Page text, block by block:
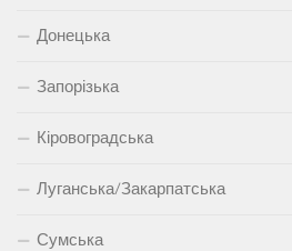
Донецька
Запорізька
Кіровоградська
Луганська/Закарпатська
Сумська